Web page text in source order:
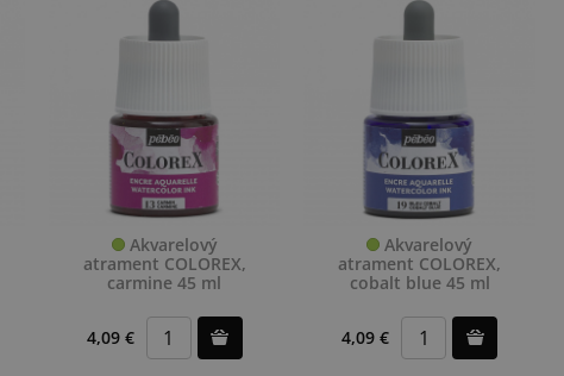
Akvarelový
atrament COLOREX,
carmine 45 ml
4,09 €
Akvarelový
atrament COLOREX,
cobalt blue 45 ml
4,09 €